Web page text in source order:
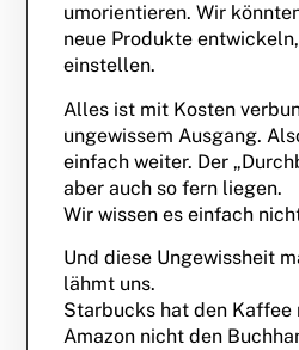
umorientieren. Wir
neue Produkte
einstellen.
Alles ist mit Kosten
ungewissem Ausgang.
einfach weiter. Der
aber auch so fern liegen.
Wir wissen es einfach
Und diese Ungewissheit
lähmt uns.
Starbucks hat den Kaffee
Amazon nicht den